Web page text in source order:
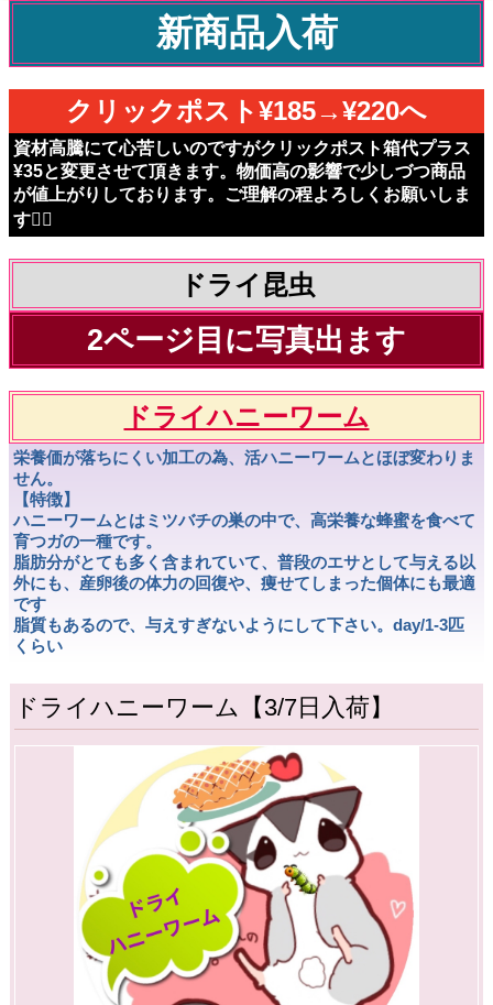
新商品入荷
クリックポスト¥185→¥220へ
資材高騰にて心苦しいのですがクリックポスト箱代プラス
¥35と変更させて頂きます。物価高の影響で少しづつ商品
が値上がりしております。ご理解の程よろしくお願いしま
す🙇‍♀️
ドライ昆虫
2ページ目に写真出ます
ドライハニーワーム
栄養価が落ちにくい加工の為、活ハニーワームとほぼ変わりま
せん。
【特徴】
ハニーワームとはミツバチの巣の中で、高栄養な蜂蜜を食べて
育つガの一種です。
脂肪分がとても多く含まれていて、普段のエサとして与える以
外にも、産卵後の体力の回復や、痩せてしまった個体にも最適
です
脂質もあるので、与えすぎないようにして下さい。day/1-3匹
くらい
ドライハニーワーム【3/7日入荷】